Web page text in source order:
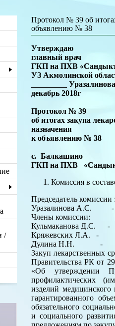
/
Протокол № 39 об
объявлению № 38
Утверждаю
главный врач
ГКП на ПХВ
УЗ Акмолинской
_________
декабрь 2018г
Протокол № 39
об итогах закупа
назначения
к объявлению № 38
с.
ГКП на ПХВ
Комиссия в
Председатель комиссии
Уразалинова А.С. -
Члены комиссии:
Кульмаканова Д.С. -
Кряжевских Л.А. -
Дулина Н.Н. -
Закуп лекарственных
Правительства РК от
«Об утверждении
профилактических
изделий
гарантированного
обязательного
и социального